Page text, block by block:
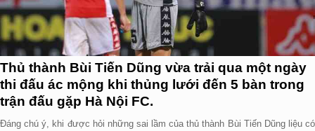
Thủ thành Bùi Tiến Dũng vừa trải qua một ngày
thi đấu ác mộng khi thủng lưới đến 5 bàn trong
trận đấu gặp Hà Nội FC.
Đáng chú ý, khi được hỏi những sai lầm của thủ thành Bùi Tiến Dũng liệu có